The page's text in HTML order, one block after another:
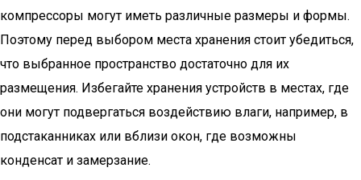
компрессоры могут иметь различные размеры и формы.
Поэтому перед выбором места хранения стоит убедиться,
что выбранное пространство достаточно для их
размещения. Избегайте хранения устройств в местах, где
они могут подвергаться воздействию влаги, например, в
подстаканниках или вблизи окон, где возможны
конденсат и замерзание.